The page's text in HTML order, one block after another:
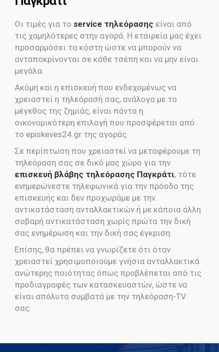
Οι τιμές για το service τηλεόρασης είναι από
τις χαμηλότερες στην αγορά. Η εταιρεία μας έχει
προσαρμόσει τα κόστη ώστε να μπορούν να
ανταποκρίνονται σε κάθε τσέπη και να μην είναι
μεγάλα.
Ακόμη και η επισκευή που ενδεχομένως να
χρειαστεί η τηλεόρασή σας, ανάλογα με το
μέγεθος της ζημιάς, είναι πάντα η
οικονομικότερη επιλογή που προσφέρεται από
το episkeves24.gr της αγοράς.
Σε περίπτωση που χρειαστεί να μεταφέρουμε τη
τηλεόραση σας σε δικό μας χώρο για την
επισκευή βλάβης τηλεόρασης Παγκράτι, τότε
ενημερώνεστε τηλεφωνικά για την πρόοδο της
επισκευής και δεν προχωράμε με την
αντικατάσταση ανταλλακτικών ή με κάποια άλλη
σοβαρή αντικατάσταση χωρίς πρώτα την δική
σας ενημέρωση και την δική σας έγκριση.
Επίσης, θα πρέπει να γνωρίζετε ότι όταν
χρειαστεί χρησιμοποιούμε γνήσια ανταλλακτικά
ανώτερης ποιότητας όπως προβλέπεται από τις
προδιαγραφές των κατασκευαστών, ώστε να
είναι απόλυτα συμβατά με την τηλεόραση-TV
σας.